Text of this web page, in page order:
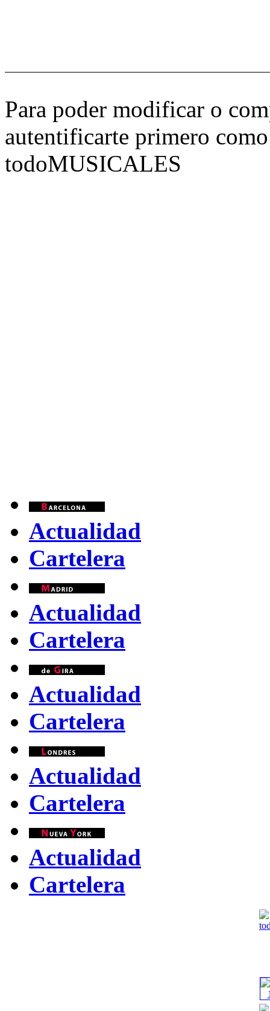
Para poder modificar o
autentificarte primero
todoMUSICALES
Actualidad
Cartelera
Actualidad
Cartelera
Actualidad
Cartelera
Actualidad
Cartelera
Actualidad
Cartelera